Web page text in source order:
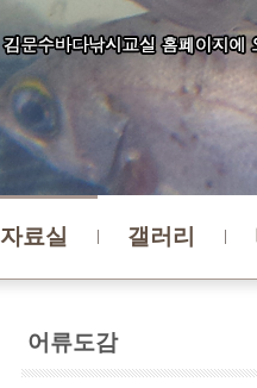
자료실 갤러리
어류도감